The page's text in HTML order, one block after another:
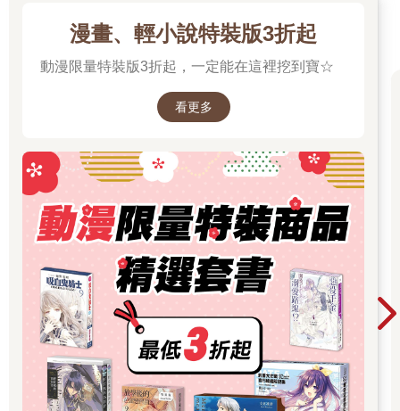
漫畫、輕小說特裝版3折起
動漫限量特裝版3折起，一定能在這裡挖到寶☆
看更多